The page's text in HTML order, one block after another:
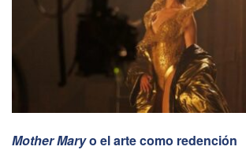
Mother Maryo el arte como redención